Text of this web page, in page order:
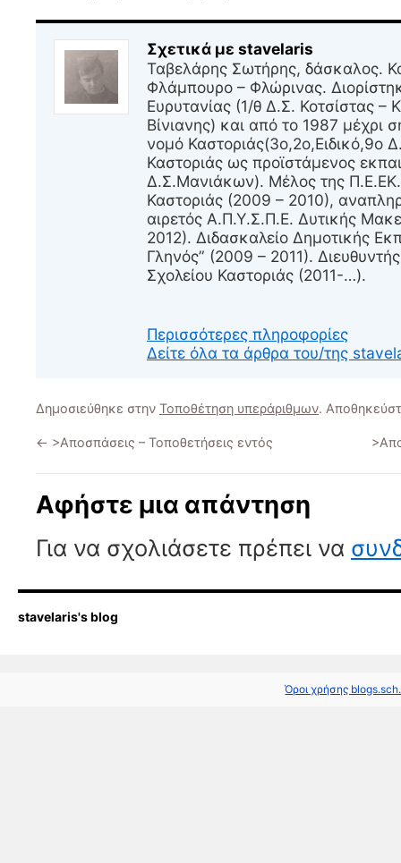
Σχετικά με stavelaris
Ταβελάρης Σωτήρης, δάσκαλος.
Φλάμπουρο – Φλώρινας.
Ευρυτανίας (1/θ Δ.Σ. Κοτσίστας –
Βίνιανης) και από το 1987 μέχρι
νομό Καστοριάς(3ο,2ο,Ειδικό,9ο
Καστοριάς ως προϊστάμενος
Δ.Σ.Μανιάκων). Μέλος της
Καστοριάς (2009 – 2010),
αιρετός Α.Π.Υ.Σ.Π.Ε. Δυτικής
2012). Διδασκαλείο Δημοτικής
Γληνός” (2009 – 2011).
Σχολείου Καστοριάς (2011-…).
Περισσότερες πληροφορίες
Δείτε όλα τα άρθρα του/της
Δημοσιεύθηκε στην Τοποθέτηση υπεράριθμων.
← >Αποσπάσεις – Τοποθετήσεις εντός
Αφήστε μια απάντηση
Για να σχολιάσετε πρέπει να
stavelaris's blog
Όροι χρήσης